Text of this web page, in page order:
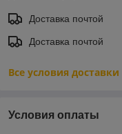
Доставка почтой
Доставка почтой
Все условия доставки
Условия оплаты